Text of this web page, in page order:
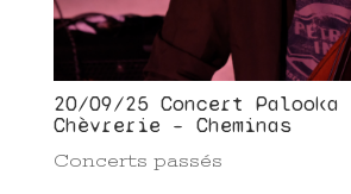
20/09/25 Concert Palooka
Chèvrerie – Cheminas
Concerts passés